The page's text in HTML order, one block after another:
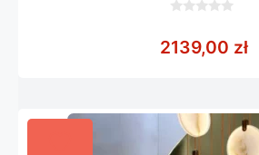
5
2139,00 zł